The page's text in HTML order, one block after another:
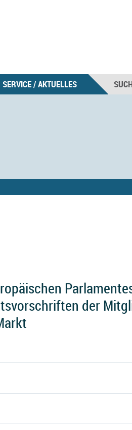
SERVICE / AKTUELLES
der